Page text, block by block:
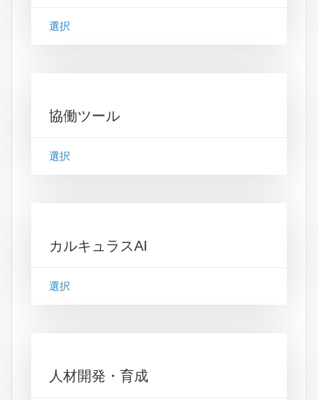
選択
協働ツール
選択
カルキュラスAI
選択
人材開発・育成